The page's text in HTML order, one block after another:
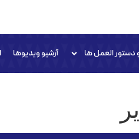
دستور العمل ها آرشیو ویدیوها